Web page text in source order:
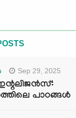
Sep 29, 2025
പാഠങ്ങൾ